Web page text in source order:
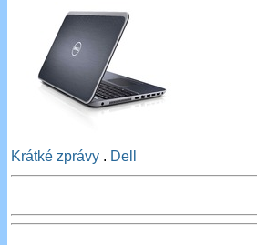
Krátké zprávy . Dell